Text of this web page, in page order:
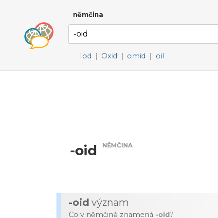
němčina
Iod | Oxid | omid | oil
-oid NĚMČINA
-oid význam
Co v němčině znamená -oid?